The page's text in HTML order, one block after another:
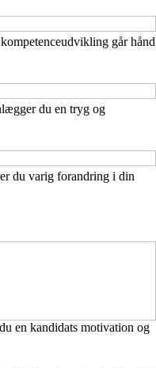
går hånd
du en tryg og
du varig forandring i din
en kandidats motivation og